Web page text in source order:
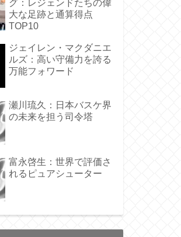
グ：レジェンドたちの偉
大な足跡と通算得点
TOP10
ジェイレン・マクダニエ
ルズ：高い守備力を誇る
万能フォワード
瀬川琉久：日本バスケ界
の未来を担う司令塔
富永啓生：世界で評価さ
れるピュアシューター